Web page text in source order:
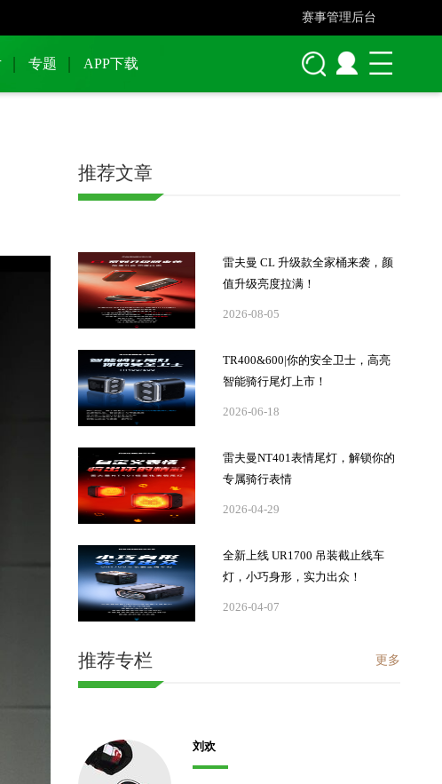
赛事管理后台
专题 APP下载
推荐文章
雷夫曼 CL 升级款全家桶来袭，颜
值升级亮度拉满！
2026-08-05
TR400&600|你的安全卫士，高亮
智能骑行尾灯上市！
2026-06-18
雷夫曼NT401表情尾灯，解锁你的
专属骑行表情
2026-04-29
全新上线 UR1700 吊装截止线车
灯，小巧身形，实力出众！
2026-04-07
推荐专栏 更多
刘欢